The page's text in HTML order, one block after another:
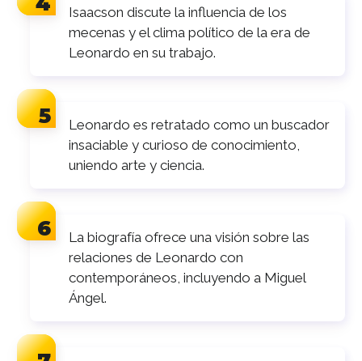
Isaacson discute la influencia de los
mecenas y el clima político de la era de
Leonardo en su trabajo.
Leonardo es retratado como un buscador
insaciable y curioso de conocimiento,
uniendo arte y ciencia.
La biografía ofrece una visión sobre las
relaciones de Leonardo con
contemporáneos, incluyendo a Miguel
Ángel.